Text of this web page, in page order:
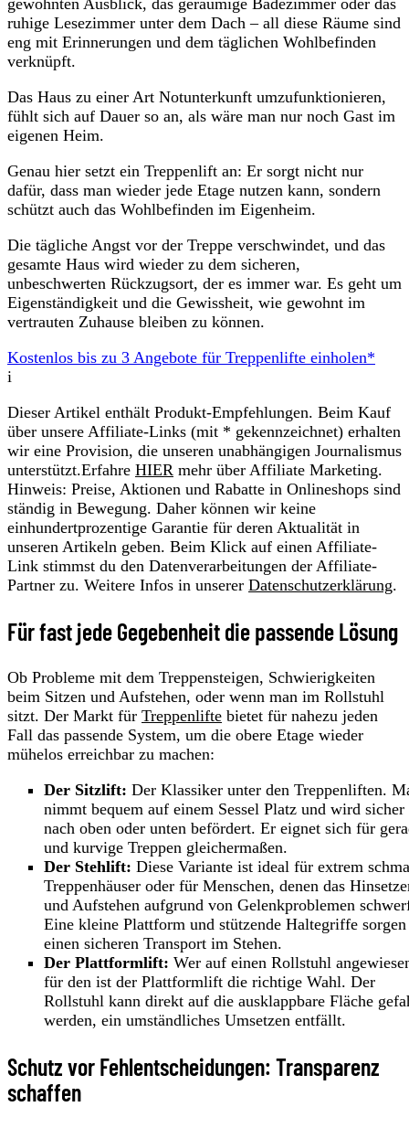
ruhige Lesezimmer unter dem Dach – all diese Räume sind
eng mit Erinnerungen und dem täglichen Wohlbefinden
verknüpft.
Das Haus zu einer Art Notunterkunft umzufunktionieren,
fühlt sich auf Dauer so an, als wäre man nur noch Gast im
eigenen Heim.
Genau hier setzt ein Treppenlift an: Er sorgt nicht nur
dafür, dass man wieder jede Etage nutzen kann, sondern
schützt auch das Wohlbefinden im Eigenheim.
Die tägliche Angst vor der Treppe verschwindet, und das
gesamte Haus wird wieder zu dem sicheren,
unbeschwerten Rückzugsort, der es immer war. Es geht um
Eigenständigkeit und die Gewissheit, wie gewohnt im
vertrauten Zuhause bleiben zu können.
Kostenlos bis zu 3 Angebote für Treppenlifte einholen*
i
Dieser Artikel enthält Produkt-Empfehlungen. Beim Kauf
über unsere Affiliate-Links (mit * gekennzeichnet) erhalten
wir eine Provision, die unseren unabhängigen Journalismus
unterstützt.Erfahre HIER mehr über Affiliate Marketing.
Hinweis: Preise, Aktionen und Rabatte in Onlineshops sind
ständig in Bewegung. Daher können wir keine
einhundertprozentige Garantie für deren Aktualität in
unseren Artikeln geben. Beim Klick auf einen Affiliate-
Link stimmst du den Datenverarbeitungen der Affiliate-
Partner zu. Weitere Infos in unserer Datenschutzerklärung.
Für fast jede Gegebenheit die passende Lösung
Ob Probleme mit dem Treppensteigen, Schwierigkeiten
beim Sitzen und Aufstehen, oder wenn man im Rollstuhl
sitzt. Der Markt für Treppenlifte bietet für nahezu jeden
Fall das passende System, um die obere Etage wieder
mühelos erreichbar zu machen:
Der Sitzlift: Der Klassiker unter den Treppenliften.
nimmt bequem auf einem Sessel Platz und wird sicher
nach oben oder unten befördert. Er eignet sich für
und kurvige Treppen gleichermaßen.
Der Stehlift: Diese Variante ist ideal für extrem
Treppenhäuser oder für Menschen, denen das
und Aufstehen aufgrund von Gelenkproblemen
Eine kleine Plattform und stützende Haltegriffe
einen sicheren Transport im Stehen.
Der Plattformlift: Wer auf einen Rollstuhl
für den ist der Plattformlift die richtige Wahl. Der
Rollstuhl kann direkt auf die ausklappbare Fläche
werden, ein umständliches Umsetzen entfällt.
Schutz vor Fehlentscheidungen: Transparenz
schaffen